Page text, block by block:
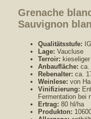
Grenache
Sauvignon
Qualitätsstufe:
Lage: Vaucluse
Terroir:
Anbaufläche: ca.
Rebenalter: ca.
Weinlese: von
Vinifizierung:
Fermentation bei
Ertrag: 80 hl/ha
Produkton: